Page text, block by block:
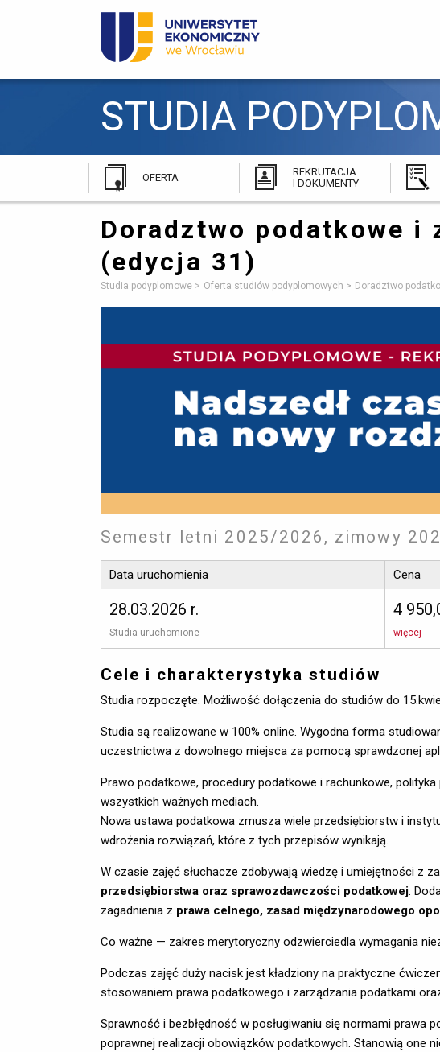
STUDIA
OFERTA
REKRUTACJA
I DOKUMENTY
Doradztwo podatkowe i
(edycja 31)
Studia podyplomowe Oferta studiów podyplomowych Doradztwo
Semestr letni 2025/2026, zimowy
Data uruchomienia
28.03.2026 r.
Studia uruchomione
Cena
4
więcej
Cele i charakterystyka studiów
Studia rozpoczęte. Możliwość dołączenia do studiów do
Studia są realizowane w 100% online. Wygodna forma
uczestnictwa z dowolnego miejsca za pomocą sprawdzonej
Prawo podatkowe, procedury podatkowe i rachunkowe,
wszystkich ważnych mediach.
Nowa ustawa podatkowa zmusza wiele przedsiębiorstw i
wdrożenia rozwiązań, które z tych przepisów wynikają.
W czasie zajęć słuchacze zdobywają wiedzę i umiejętności z
przedsiębiorstwa oraz sprawozdawczości podatkowej.
zagadnienia z prawa celnego, zasad międzynarodowego
Co ważne — zakres merytoryczny odzwierciedla wymagania
Podczas zajęć duży nacisk jest kładziony na praktyczne
stosowaniem prawa podatkowego i zarządzania podatkami
Sprawność i bezbłędność w posługiwaniu się normami
poprawnej realizacji obowiązków podatkowych. Stanowią one